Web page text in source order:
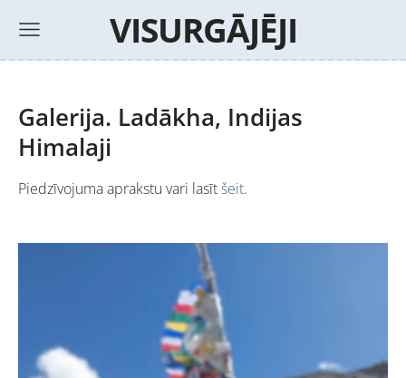
VISURGĀJĒJI
Galerija. Ladākha, Indijas
Himalaji
Piedzīvojuma aprakstu vari lasītšeit.